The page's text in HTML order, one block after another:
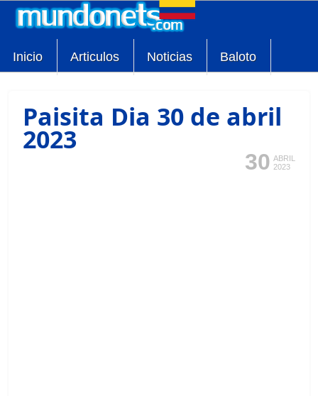
Inicio Articulos Noticias Baloto
Paisita Dia 30 de abril
2023
30 ABRIL
2023